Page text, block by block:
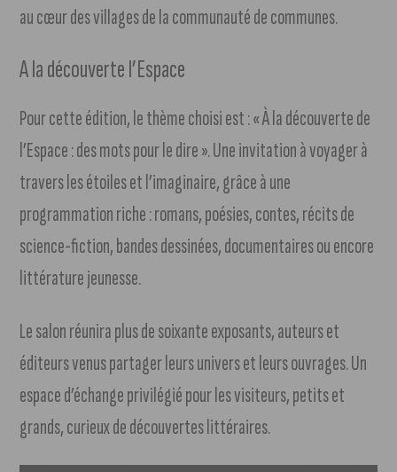
au cœur des villages de la communauté de communes.
A la découverte l’Espace
Pour cette édition, le thème choisi est : « À la découverte de
l’Espace : des mots pour le dire ». Une invitation à voyager à
travers les étoiles et l’imaginaire, grâce à une
programmation riche : romans, poésies, contes, récits de
science-fiction, bandes dessinées, documentaires ou encore
littérature jeunesse.
Le salon réunira plus de soixante exposants, auteurs et
éditeurs venus partager leurs univers et leurs ouvrages. Un
espace d’échange privilégié pour les visiteurs, petits et
grands, curieux de découvertes littéraires.